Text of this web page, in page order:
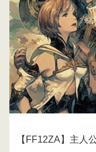
【FF12ZA】主人